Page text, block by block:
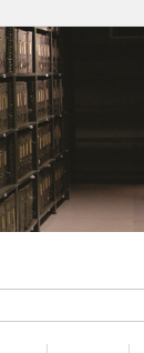
Público do Estado de